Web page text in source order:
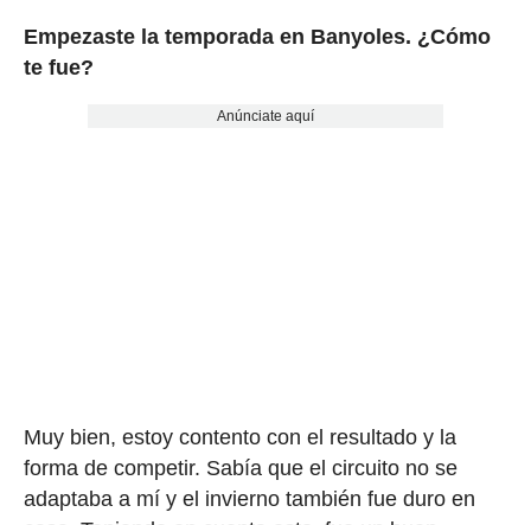
Empezaste la temporada en Banyoles. ¿Cómo
te fue?
Anúnciate aquí
Muy bien, estoy contento con el resultado y la
forma de competir. Sabía que el circuito no se
adaptaba a mí y el invierno también fue duro en